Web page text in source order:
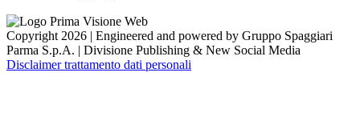
Copyright 2026 | Engineered and powered by Gruppo Spaggiari
Parma S.p.A. | Divisione Publishing & New Social Media
Disclaimer trattamento dati personali